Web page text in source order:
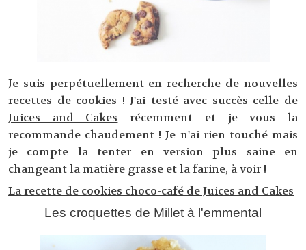
Je suis perpétuellement en recherche de nouvelles
recettes de cookies ! J'ai testé avec succès celle de
Juices and Cakes récemment et je vous la
recommande chaudement ! Je n'ai rien touché mais
je compte la tenter en version plus saine en
changeant la matière grasse et la farine, à voir !
La recette de cookies choco-café de Juices and Cakes
Les croquettes de Millet à l'emmental